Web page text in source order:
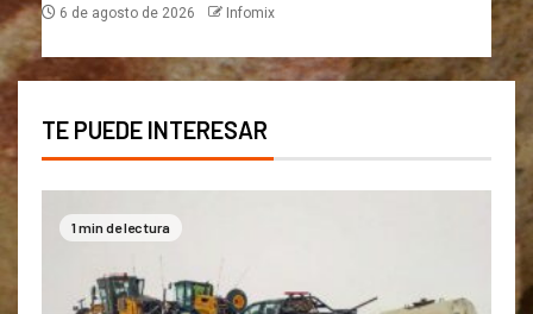
6 de agosto de 2026 Infomix
TE PUEDE INTERESAR
1 min de lectura